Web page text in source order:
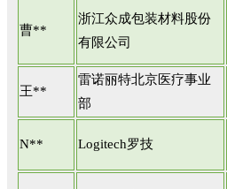
曹**
浙江众成包装材料股份
有限公司
王**
雷诺丽特北京医疗事业
部
N** Logitech罗技